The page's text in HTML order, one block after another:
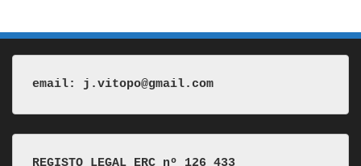
email: j.vitopo@gmail.com